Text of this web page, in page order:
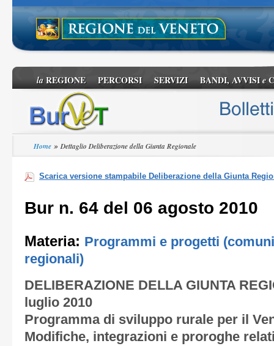
laREGIONE PERCORSI SERVIZI BANDI, AVVISIe
Home »Dettaglio Deliberazione della Giunta Regionale
Scarica versione stampabile Deliberazione della Giunta
Bur n. 64 del 06 agosto 2010
Materia: Programmi e progetti
regionali)
DELIBERAZIONE DELLA GIUNTA
luglio 2010
Programma di sviluppo rurale per il
Modifiche, integrazioni e proroghe